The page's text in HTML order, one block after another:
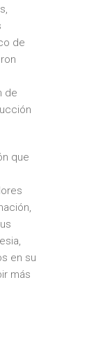
de
de
que
en su
más